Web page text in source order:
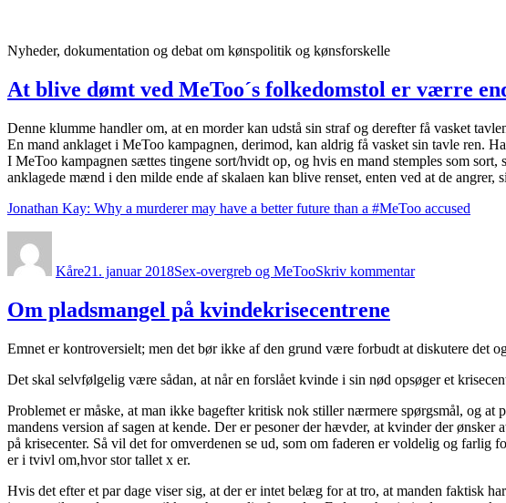
indhold
Nyheder, dokumentation og debat om kønspolitik og kønsforskelle
At blive dømt ved MeToo´s folkedomstol er værre
Denne klumme handler om, at en morder kan udstå sin straf og derefter få vasket
En mand anklaget i MeToo kampagnen, derimod, kan aldrig få vasket sin tavle ren.
I MeToo kampagnen sættes tingene sort/hvidt op, og hvis en mand stemples som
anklagede mænd i den milde ende af skalaen kan blive renset, enten ved at de
Jonathan Kay: Why a murderer may have a better future than a #MeToo accused
Kåre21. januar 2018Sex-overgreb og MeTooSkriv kommentarblive
folkedomstol
værre
at
blive
dømt
mord
Om pladsmangel på kvindekrisecentrene
Emnet er kontroversielt; men det bør ikke af den grund være forbudt at diskutere det
Det skal selvfølgelig være sådan, at når en forslået kvinde i sin nød opsøger et
Problemet er måske, at man ikke bagefter kritisk nok stiller nærmere spørgsmål, og
mandens version af sagen at kende. Der er pesoner der hævder, at kvinder der
på krisecenter. Så vil det for omverdenen se ud, som om faderen er voldelig og
er i tvivl om,hvor stor tallet x er.
Hvis det efter et par dage viser sig, at der er intet belæg for at tro, at manden faktisk